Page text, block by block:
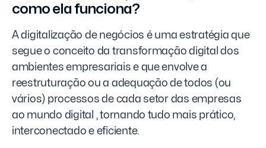
como ela funciona?
A digitalização de negócios é uma estratégia que
segue o conceito da transformação digital dos
ambientes empresariais e que envolve a
reestruturação ou a adequação de todos (ou
vários) processos de cada setor das empresas
ao mundo digital , tornando tudo mais prático,
interconectado e eficiente.